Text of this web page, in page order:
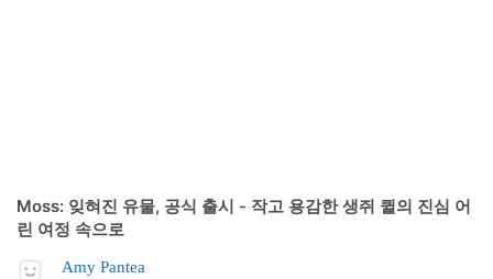
Moss: 잊혀진 유물, 공식 출시 - 작고 용감한 생쥐 퀼의 진심 어
린 여정 속으로
Amy Pantea